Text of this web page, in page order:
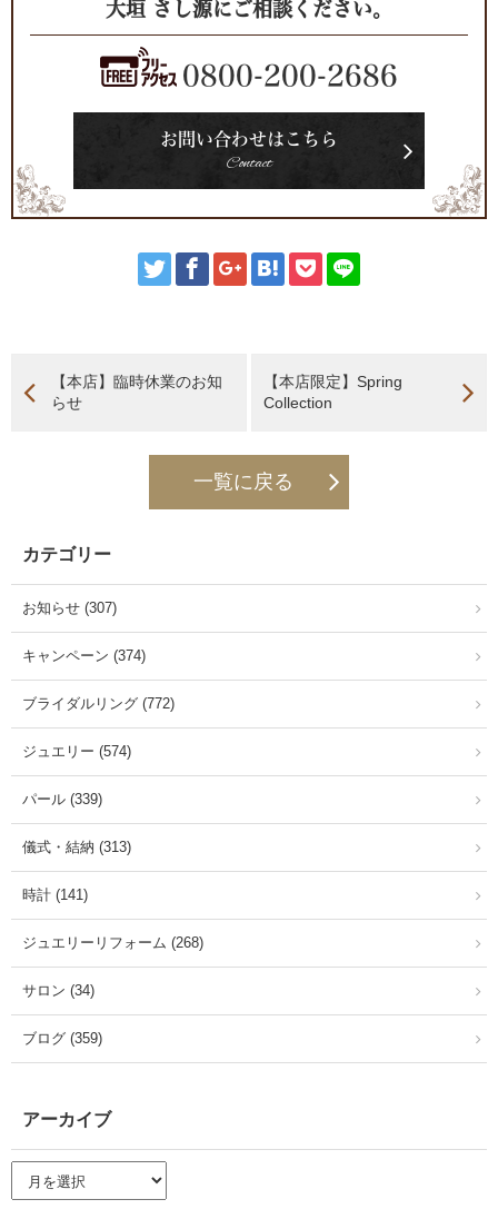
大垣 さし源にご相談ください。
0800-200-2686
お問い合わせはこちら
Contact
【本店】臨時休業のお知
らせ
【本店限定】Spring
Collection
一覧に戻る
カテゴリー
お知らせ (307)
キャンペーン (374)
ブライダルリング (772)
ジュエリー (574)
パール (339)
儀式・結納 (313)
時計 (141)
ジュエリーリフォーム (268)
サロン (34)
ブログ (359)
アーカイブ
ー